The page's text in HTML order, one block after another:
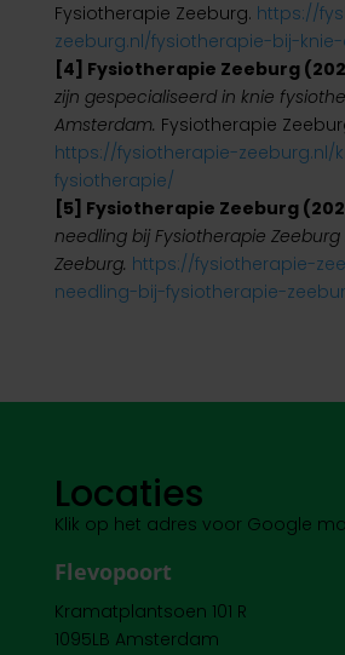
Fysiotherapie Zeeburg. https://
zeeburg.nl/fysiotherapie-bij-
[4] Fysiotherapie Zeeburg
zijn gespecialiseerd in knie
Amsterdam. Fysiotherapie
https://fysiotherapie-zeeburg.nl/
fysiotherapie/
[5] Fysiotherapie Zeeburg
needling bij Fysiotherapie
Zeeburg. https://fysiotherapie-
needling-bij-fysiotherapie-
Locaties
Klik op het adres voor Google
Flevopoort
Kramatplantsoen 101 R
1095LB Amsterdam